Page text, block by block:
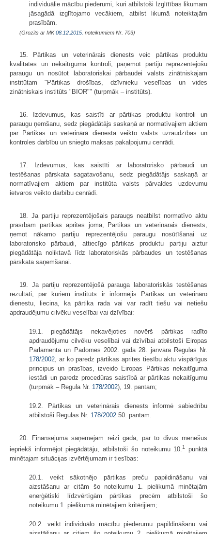
individuālie mācību piederumi, kuri atbilstoši Izglītības likumam
jāsagādā izglītojamo vecākiem, atbilst likumā noteiktajām
prasībām.
(Grozīts ar MK08.12.2015. noteikumiem Nr. 703)
15. Pārtikas un veterinārais dienests veic pārtikas produktu
kvalitātes un nekaitīguma kontroli, paņemot partiju reprezentējošu
paraugu un nosūtot laboratoriskai pārbaudei valsts zinātniskajam
institūtam "Pārtikas drošības, dzīvnieku veselības un vides
zinātniskais institūts "BIOR"" (turpmāk – institūts).
16. Izdevumus, kas saistīti ar pārtikas produktu kontroli un
paraugu ņemšanu, sedz piegādātājs saskaņā ar normatīvajiem aktiem
par Pārtikas un veterinārā dienesta veikto valsts uzraudzības un
kontroles darbību un sniegto maksas pakalpojumu cenrādi.
17. Izdevumus, kas saistīti ar laboratorisko pārbaudi un
testēšanas pārskata sagatavošanu, sedz piegādātājs saskaņā ar
normatīvajiem aktiem par institūta valsts pārvaldes uzdevumu
ietvaros veikto darbību cenrādi.
18. Ja partiju reprezentējošais paraugs neatbilst normatīvo aktu
prasībām pārtikas aprites jomā, Pārtikas un veterinārais dienests,
ņemot nākamo partiju reprezentējošu paraugu nosūtīšanai uz
laboratorisko pārbaudi, attiecīgo pārtikas produktu partiju aiztur
piegādātāja noliktavā līdz laboratoriskās pārbaudes un testēšanas
pārskata saņemšanai.
19. Ja partiju reprezentējošā parauga laboratoriskās testēšanas
rezultāti, par kuriem institūts ir informējis Pārtikas un veterināro
dienestu, liecina, ka pārtika rada vai var radīt tiešu vai netiešu
apdraudējumu cilvēku veselībai vai dzīvībai:
19.1. piegādātājs nekavējoties novērš pārtikas radīto
apdraudējumu cilvēku veselībai vai dzīvībai atbilstoši Eiropas
Parlamenta un Padomes 2002. gada 28. janvāra Regulas Nr.
178/2002, ar ko paredz pārtikas aprites tiesību aktu vispārīgus
principus un prasības, izveido Eiropas Pārtikas nekaitīguma
iestādi un paredz procedūras saistībā ar pārtikas nekaitīgumu
(turpmāk – Regula Nr. 178/2002), 19. pantam;
19.2. Pārtikas un veterinārais dienests informē sabiedrību
atbilstoši Regulas Nr. 178/2002 50. pantam.
20. Finansējuma saņēmējam reizi gadā, par to divus mēnešus
iepriekš informējot piegādātāju, atbilstoši šo noteikumu 10.1
punktā
minētajam situācijas izvērtējumam ir tiesības:
20.1. veikt sākotnējo pārtikas preču papildināšanu vai
aizstāšanu ar citām šo noteikumu 1. pielikumā minētajām
enerģētiski līdzvērtīgām pārtikas precēm atbilstoši šo
noteikumu 1. pielikumā minētajiem kritērijiem;
20.2. veikt individuālo mācību piederumu papildināšanu vai